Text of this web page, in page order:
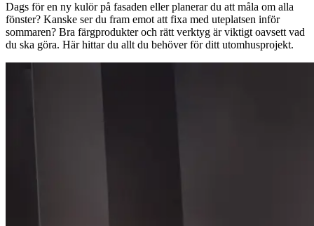
Dags för en ny kulör på fasaden eller planerar du att måla om alla
fönster? Kanske ser du fram emot att fixa med uteplatsen inför
sommaren? Bra färgprodukter och rätt verktyg är viktigt oavsett vad
du ska göra. Här hittar du allt du behöver för ditt utomhusprojekt.